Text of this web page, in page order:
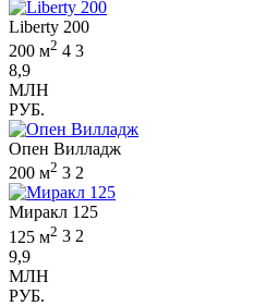
Liberty 200
200 м2 4 3
8,9
МЛН
РУБ.
Опен Вилладж
200 м2 3 2
Миракл 125
125 м2 3 2
9,9
МЛН
РУБ.